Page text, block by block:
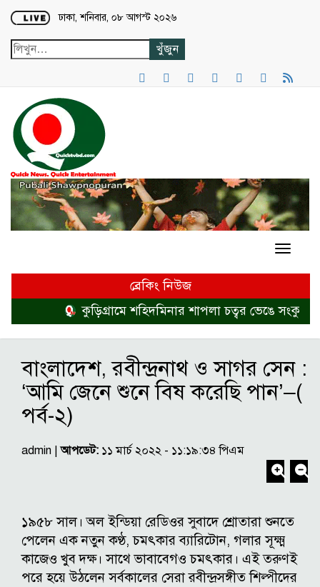
Loading...
ঢাকা, শনিবার, ০৮ আগস্ট ২০২৬
ব্রেকিং নিউজ
কুড়িগ্রামে শহিদমিনার শাপলা চত্বর ভেঙে সংকুচিত
বাংলাদেশ, রবীন্দ্রনাথ ও সাগর সেন :
‘আমি জেনে শুনে বিষ করেছি পান’–(
পর্ব-২)
admin |আপডেট: ১১ মার্চ ২০২২ - ১১:১৯:৩৪ পিএম
১৯৫৮ সাল। অল ইন্ডিয়া রেডিওর সুবাদে শ্রোতারা শুনতে
পেলেন এক নতুন কণ্ঠ, চমৎকার ব্যারিটোন, গলার সূক্ষ্ম
কাজেও খুব দক্ষ। সাথে ভাবাবেগও চমৎকার। এই তরুণই
পরে হয়ে উঠলেন সর্বকালের সেরা রবীন্দ্রসঙ্গীত শিল্পীদের